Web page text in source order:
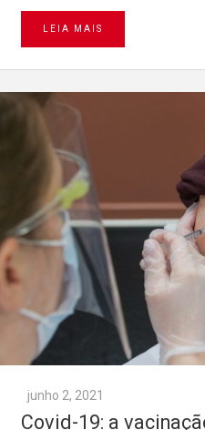
LEIA MAIS
junho 2, 2021
Covid-19: a